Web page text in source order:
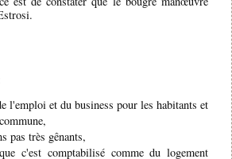
l'emploi et du business pour les habitants et
pas très gênants,
c'est comptabilisé comme du logement